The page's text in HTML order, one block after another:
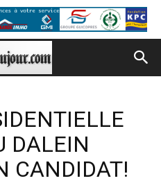
DALEIN
CANDIDAT!